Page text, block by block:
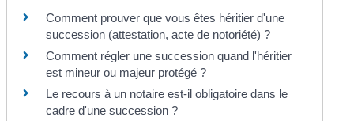
Comment prouver que vous êtes héritier d'une
succession (attestation, acte de notoriété) ?
Comment régler une succession quand l'héritier
est mineur ou majeur protégé ?
Le recours à un notaire est-il obligatoire dans le
cadre d'une succession ?